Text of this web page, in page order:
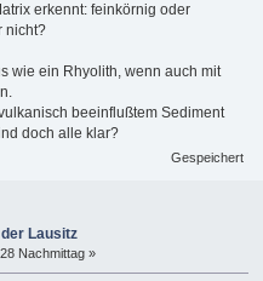
erkennt: feinkörnig oder
nicht?
wie ein Rhyolith, wenn auch mit
beeinflußtem Sediment
doch alle klar?
Gespeichert
Lausitz
Nachmittag »